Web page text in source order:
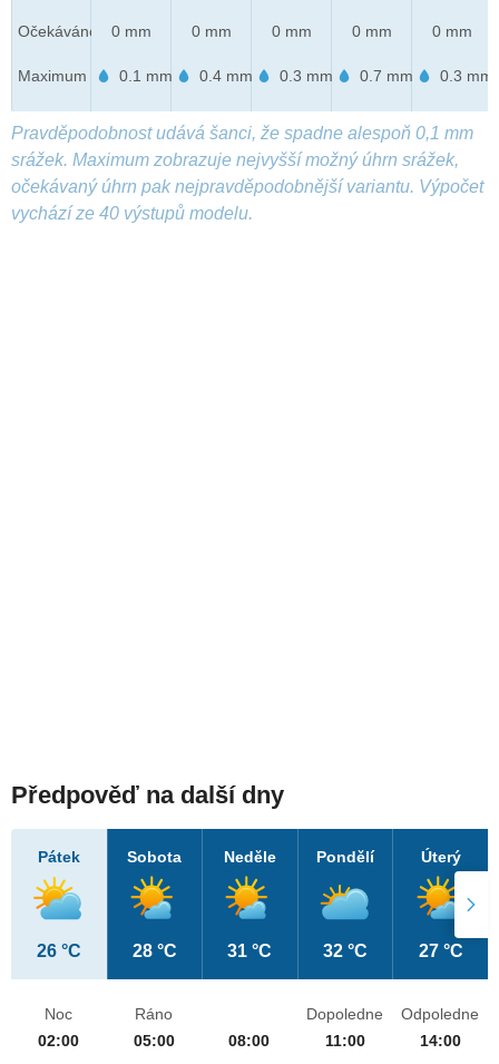
Očekáváno
Maximum
0 mm
0.1 mm
0 mm
0.4 mm
0 mm
0.3 mm
0 mm
0.7 mm
0 mm
0.3 mm
Pravděpodobnost udává šanci, že spadne alespoň 0,1 mm
srážek. Maximum zobrazuje nejvyšší možný úhrn srážek,
očekávaný úhrn pak nejpravděpodobnější variantu. Výpočet
vychází ze 40 výstupů modelu.
Předpověď na další dny
Pátek
26 °C
Sobota
28 °C
Neděle
31 °C
Pondělí
32 °C
Úterý
27 °C
Noc
02:00
Ráno
05:00
08:00
Dopoledne
11:00
Odpoledne
14:00